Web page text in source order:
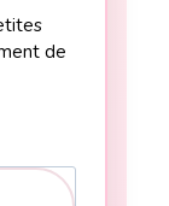
de